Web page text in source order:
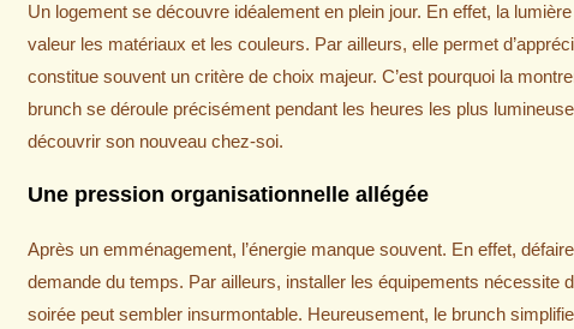
Un logement se découvre idéalement en plein jour. En effet, la
valeur les matériaux et les couleurs. Par ailleurs, elle permet
constitue souvent un critère de choix majeur. C’est pourquoi la
brunch se déroule précisément pendant les heures les plus
découvrir son nouveau chez-soi.
Une pression organisationnelle allégée
Après un emménagement, l’énergie manque souvent. En effet,
demande du temps. Par ailleurs, installer les équipements nécessite
soirée peut sembler insurmontable. Heureusement, le brunch